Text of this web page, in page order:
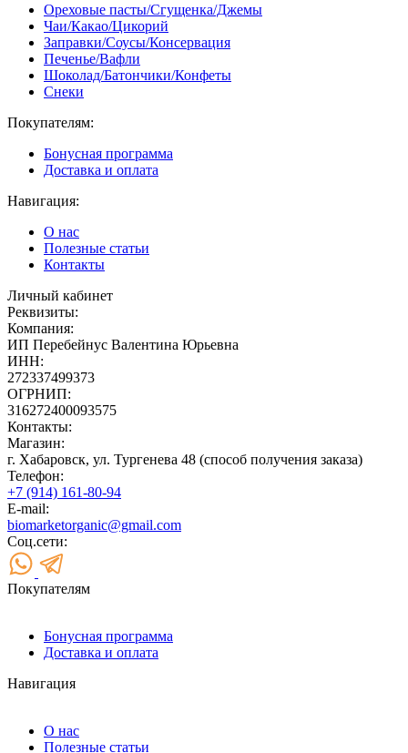
Ореховые пасты/Сгущенка/Джемы
Чаи/Какао/Цикорий
Заправки/Соусы/Консервация
Печенье/Вафли
Шоколад/Батончики/Конфеты
Снеки
Покупателям:
Бонусная программа
Доставка и оплата
Навигация:
О нас
Полезные статьи
Контакты
Личный кабинет
Реквизиты:
Компания:
ИП Перебейнус Валентина Юрьевна
ИНН:
272337499373
ОГРНИП:
316272400093575
Контакты:
Магазин:
г. Хабаровск, ул. Тургенева 48 (способ получения заказа)
Телефон:
+7 (914) 161-80-94
E-mail:
biomarketorganic@gmail.com
Соц.сети:
Покупателям
Бонусная программа
Доставка и оплата
Навигация
О нас
Полезные статьи